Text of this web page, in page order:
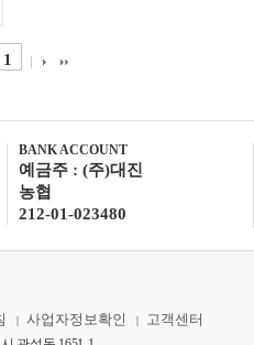
1
BANK ACCOUNT
예금주 : (주)대진
농협
212-01-023480
사업자정보확인 고객센터